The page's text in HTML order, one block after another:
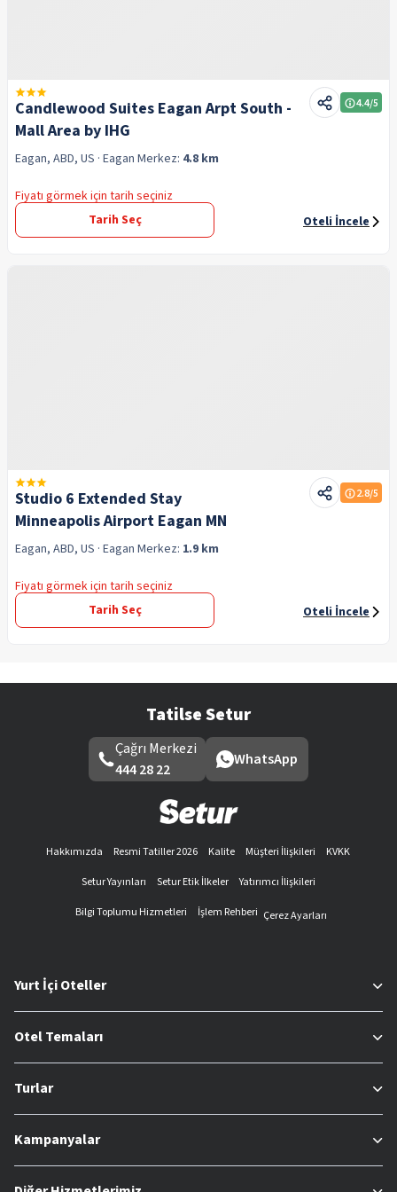
Candlewood Suites Eagan Arpt South -
Mall Area by IHG
4.4/5
Eagan, ABD, US · Eagan Merkez: 4.8 km
Fiyatı görmek için tarih seçiniz
Tarih Seç
Oteli İncele
Studio 6 Extended Stay
Minneapolis Airport Eagan MN
2.8/5
Eagan, ABD, US · Eagan Merkez: 1.9 km
Fiyatı görmek için tarih seçiniz
Tarih Seç
Oteli İncele
Tatilse Setur
Çağrı Merkezi
444 28 22
WhatsApp
Hakkımızda Resmi Tatiller 2026 Kalite Müşteri İlişkileri
KVKK
Setur Yayınları
Setur Etik İlkeler
Yatırımcı İlişkileri
Bilgi Toplumu Hizmetleri
İşlem Rehberi Çerez Ayarları
Yurt İçi Oteller
Otel Temaları
Turlar
Kampanyalar